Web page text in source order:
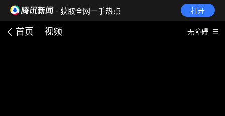
· 获取全网一手热点 打开
首页 视频 无障碍